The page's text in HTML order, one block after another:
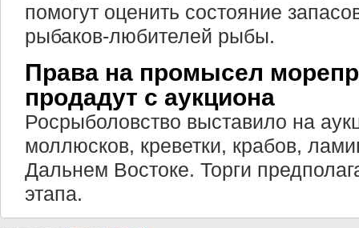
помогут оценить состояние
рыбаков-любителей рыбы.
Права на промысел
продадут с аукциона
Росрыболовство выставило на
моллюсков, креветки, крабов,
Дальнем Востоке. Торги
этапа.